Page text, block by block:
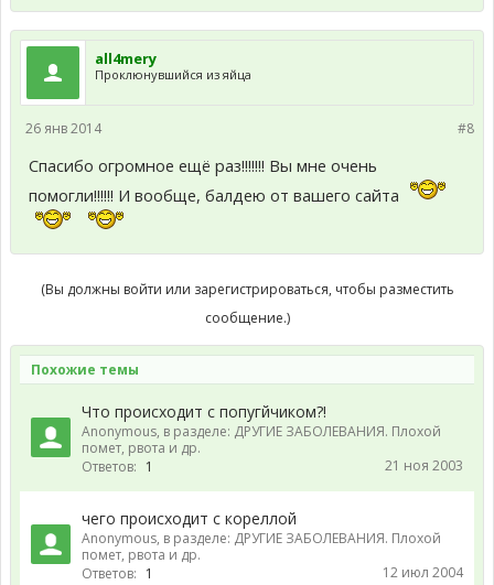
all4mery
Проклюнувшийся из яйца
#8
26 янв 2014
Спасибо огромное ещё раз!!!!!!! Вы мне очень
помогли!!!!!! И вообще, балдею от вашего сайта
(Вы должны войти или зарегистрироваться, чтобы разместить
сообщение.)
Похожие темы
Что происходит с попугйчиком?!
Anonymous, в разделе: ДРУГИЕ ЗАБОЛЕВАНИЯ. Плохой
помет, рвота и др.
Ответов: 1 21 ноя 2003
чего происходит с кореллой
Anonymous, в разделе: ДРУГИЕ ЗАБОЛЕВАНИЯ. Плохой
помет, рвота и др.
Ответов: 1 12 июл 2004